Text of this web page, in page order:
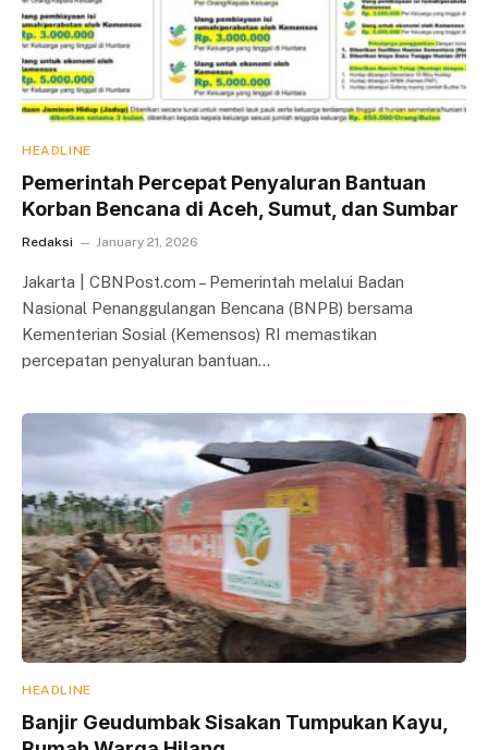
HEADLINE
Pemerintah Percepat Penyaluran Bantuan
Korban Bencana di Aceh, Sumut, dan Sumbar
Redaksi January 21, 2026
Jakarta | CBNPost.com – Pemerintah melalui Badan
Nasional Penanggulangan Bencana (BNPB) bersama
Kementerian Sosial (Kemensos) RI memastikan
percepatan penyaluran bantuan…
HEADLINE
Banjir Geudumbak Sisakan Tumpukan Kayu,